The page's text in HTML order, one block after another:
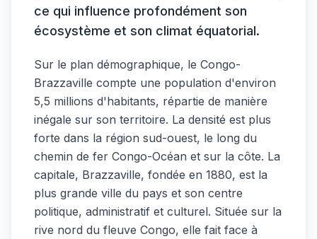
ce qui influence profondément son
écosystème et son climat équatorial.
Sur le plan démographique, le Congo-
Brazzaville compte une population d'environ
5,5 millions d'habitants, répartie de manière
inégale sur son territoire. La densité est plus
forte dans la région sud-ouest, le long du
chemin de fer Congo-Océan et sur la côte. La
capitale, Brazzaville, fondée en 1880, est la
plus grande ville du pays et son centre
politique, administratif et culturel. Située sur la
rive nord du fleuve Congo, elle fait face à